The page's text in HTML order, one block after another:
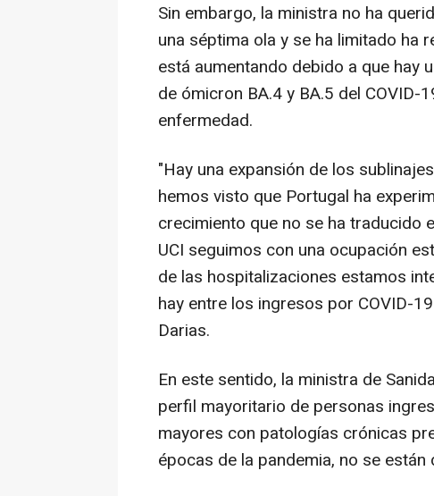
Sin embargo, la ministra no ha
una séptima ola y se ha limitado ha
está aumentando debido a que hay
de ómicron BA.4 y BA.5 del
enfermedad.
"Hay una expansión de los
hemos visto que Portugal ha
crecimiento que no se ha traducido
UCI seguimos con una ocupación
de las hospitalizaciones estamos
hay entre los ingresos por COVID-
Darias.
En este sentido, la ministra de
perfil mayoritario de personas
mayores con patologías crónicas
épocas de la pandemia, no se están